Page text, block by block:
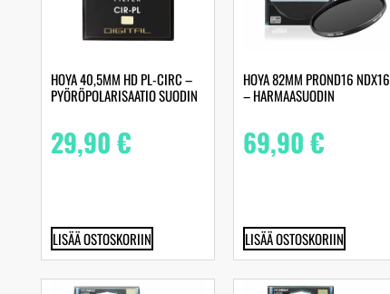
HOYA 40,5MM HD PL-CIRC –
PYÖRÖPOLARISAATIO SUODIN
29,90€
LISÄÄ OSTOSKORIIN
HOYA 82MM PROND16 NDX16
– HARMAASUODIN
69,90€
LISÄÄ OSTOSKORIIN